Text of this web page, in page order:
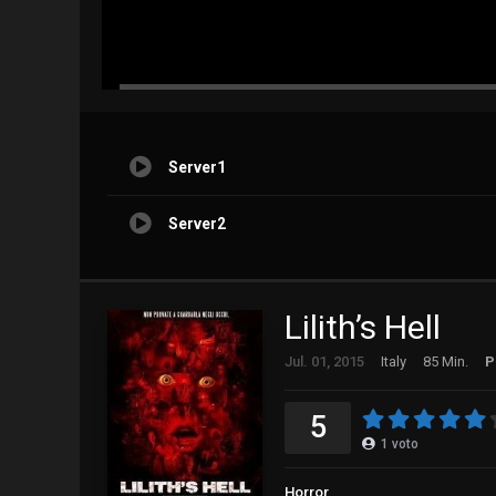
Server1
Server2
Lilith’s Hell
Jul. 01, 2015 Italy 85 Min.
5 1 voto
Horror